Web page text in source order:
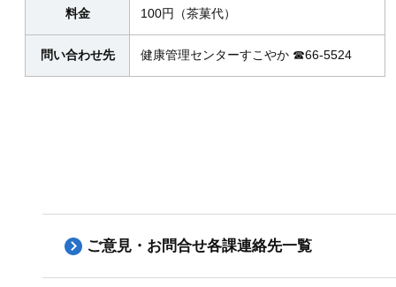
料金 100円（茶菓代）
問い合わせ先 健康管理センターすこやか ☎66-5524
ご意見・お問合せ各課連絡先一覧